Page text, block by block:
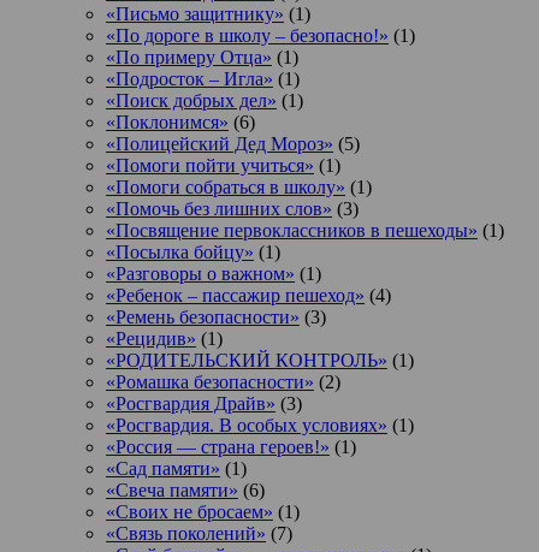
«Письмо защитнику» (1)
«По дороге в школу – безопасно!» (1)
«По примеру Отца» (1)
«Подросток ‒ Игла» (1)
«Поиск добрых дел» (1)
«Поклонимся» (6)
«Полицейский Дед Мороз» (5)
«Помоги пойти учиться» (1)
«Помоги собраться в школу» (1)
«Помочь без лишних слов» (3)
«Посвящение первоклассников в пешеходы» (1)
«Посылка бойцу» (1)
«Разговоры о важном» (1)
«Ребенок – пассажир пешеход» (4)
«Ремень безопасности» (3)
«Рецидив» (1)
«РОДИТЕЛЬСКИЙ КОНТРОЛЬ» (1)
«Ромашка безопасности» (2)
«Росгвардия Драйв» (3)
«Росгвардия. В особых условиях» (1)
«Россия — страна героев!» (1)
«Сад памяти» (1)
«Свеча памяти» (6)
«Своих не бросаем» (1)
«Связь поколений» (7)